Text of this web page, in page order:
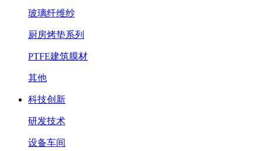
玻璃纤维纱
厨房烤垫系列
PTFE建筑膜材
其他
科技创新
研发技术
设备车间